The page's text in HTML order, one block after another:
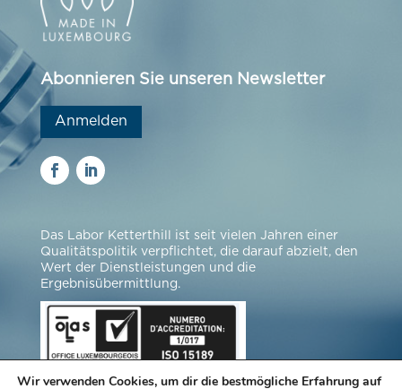
Abonnieren Sie unseren Newsletter
Anmelden
Das Labor Ketterthill ist seit vielen Jahren einer
Qualitätspolitik verpflichtet, die darauf abzielt, den
Wert der Dienstleistungen und die
Ergebnisübermittlung.
Wir verwenden Cookies, um dir die bestmögliche Erfahrung auf